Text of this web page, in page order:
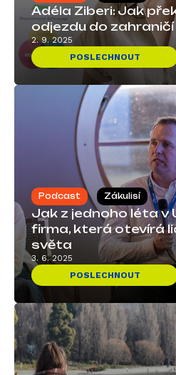
Adéla Ziberi: Jak
odjezdu do zahraničí
2. 9. 2025
POSLECHNOUT
Podcast Zákulisí
Jak z jednoho léta v
firma, která otevírá
světa
3. 6. 2025
POSLECHNOUT